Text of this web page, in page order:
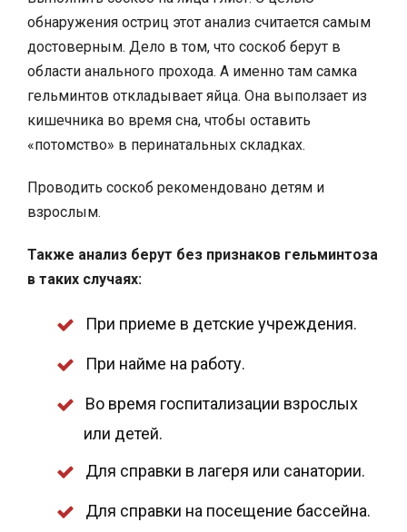
обнаружения остриц этот анализ считается самым
достоверным. Дело в том, что соскоб берут в
области анального прохода. А именно там самка
гельминтов откладывает яйца. Она выползает из
кишечника во время сна, чтобы оставить
«потомство» в перинатальных складках.
Проводить соскоб рекомендовано детям и
взрослым.
Также анализ берут без признаков гельминтоза
в таких случаях:
При приеме в детские учреждения.
При найме на работу.
Во время госпитализации взрослых
или детей.
Для справки в лагеря или санатории.
Для справки на посещение бассейна.